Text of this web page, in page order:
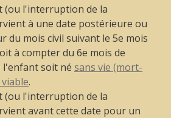
(ou l'interruption de la
à une date postérieure ou
du mois civil suivant le 5e mois
à compter du 6e mois de
l'enfant soit né sans vie (mort-
.
(ou l'interruption de la
avant cette date pour un